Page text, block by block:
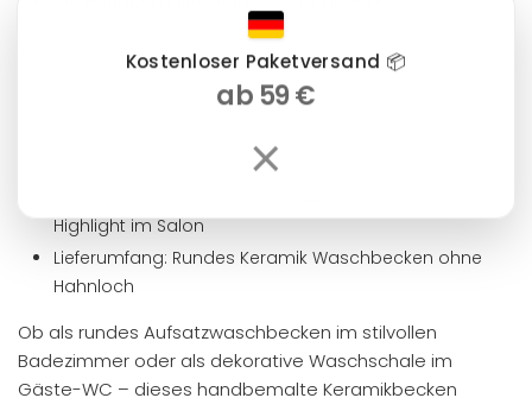
Farbe: Blau / Weiß
Maße: Ø ca. 35 cm | Höhe ca. 14 cm
Abflussdurchmesser: ca. 4 cm | Ohne Überlauf
Highlight im Salon
Lieferumfang: Rundes Keramik Waschbecken ohne
Hahnloch
Ob als rundes Aufsatzwaschbecken im stilvollen
Badezimmer oder als dekorative Waschschale im
Gäste-WC – dieses handbemalte Keramikbecken
Kostenloser Paketversand 📦
ab 59 €
×